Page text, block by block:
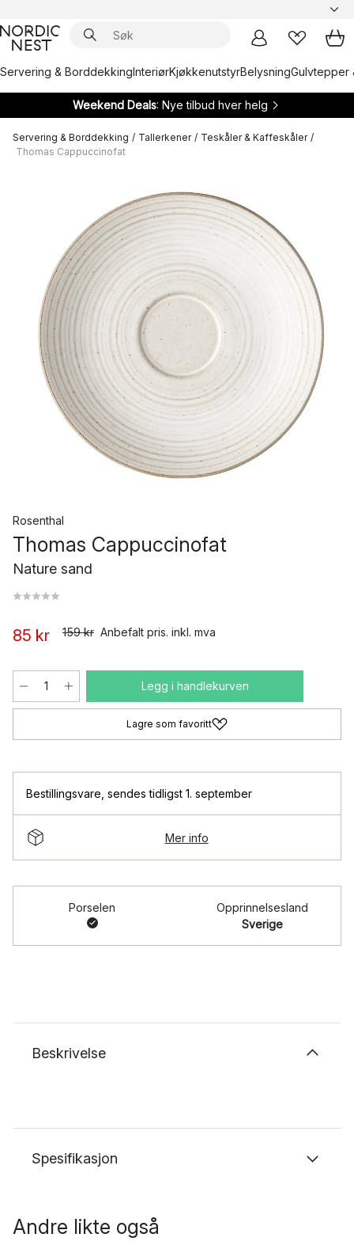
Servering & BorddekkingInteriørKjøkkenutstyrBelysningGulvtepper
Weekend Deals: Nye tilbud hver helg
Servering & Borddekking / Tallerkener / Teskåler & Kaffeskåler /
Thomas Cappuccinofat
Rosenthal
Thomas Cappuccinofat
Nature sand
85 kr 159 kr Anbefalt pris. inkl. mva
Legg i handlekurven
Lagre som favoritt
Bestillingsvare sendes tidligst 1. september
Mer info
Porselen
Opprinnelsesland
Sverige
Beskrivelse
Spesifikasjon
Andre likte også